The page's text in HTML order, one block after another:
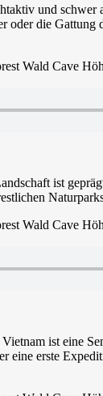
und schwer
oder die
ist
ist eine
eine erste